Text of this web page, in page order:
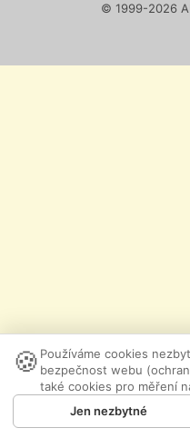
© 1999-2026
🍪 Používáme cookies
bezpečnost webu
také cookies pro měření
Jen nezbytné